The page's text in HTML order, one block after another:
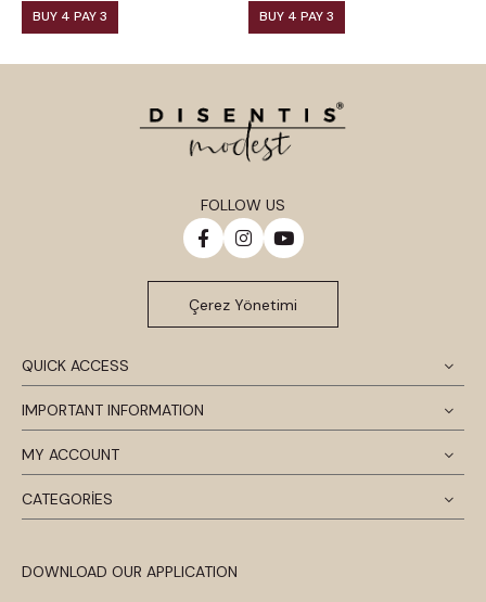
BUY 4 PAY 3 BUY 4 PAY 3
QUICK ACCESS
IMPORTANT INFORMATION
MY ACCOUNT
CATEGORİES
DOWNLOAD OUR APPLICATION
FOLLOW US
Çerez Yönetimi